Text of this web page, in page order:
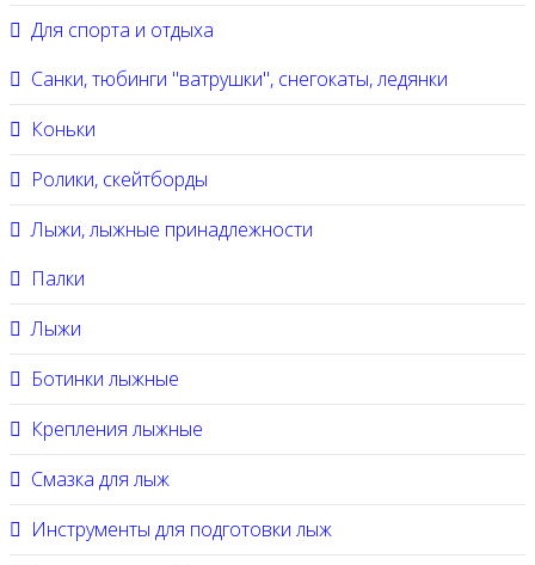
Для спорта и отдыха
Санки, тюбинги "ватрушки", снегокаты, ледянки
Коньки
Ролики, скейтборды
Лыжи, лыжные принадлежности
Палки
Лыжи
Ботинки лыжные
Крепления лыжные
Смазка для лыж
Инструменты для подготовки лыж